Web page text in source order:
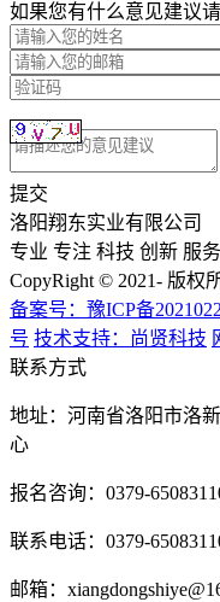
如果您有什么意见建议
提交
洛阳翔东实业有限公司
专业 专注 科技 创新 服
CopyRight © 2021- 版权
备案号：豫ICP备
号 技术支持：尚贤科技
联系方式
地址：河南省洛阳市洛
心
报名咨询：0379-
联系电话：0379-
邮箱：